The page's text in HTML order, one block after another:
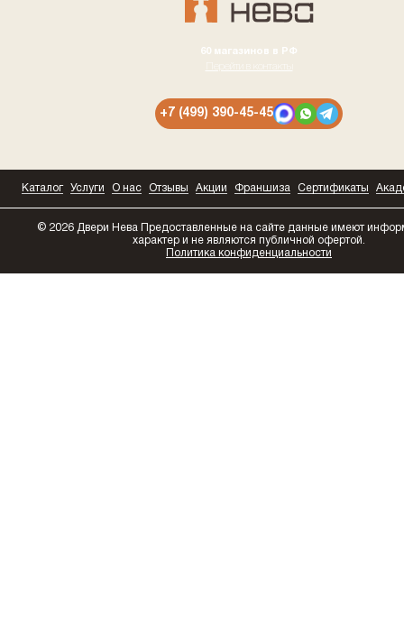
60 магазинов в РФ
+7 (499) 390-45-45
Каталог Услуги О нас Отзывы Акции Франшиза Сертификаты
© 2026 Двери Нева Предоставленные на сайте данные имеют
характер и не являются публичной офертой.
Политика конфиденциальности